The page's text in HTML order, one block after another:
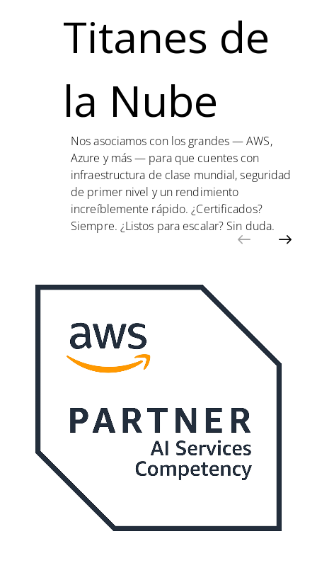
Titanes de
la Nube
Nos asociamos con los grandes — AWS,
Azure y más — para que cuentes con
infraestructura de clase mundial, seguridad
de primer nivel y un rendimiento
increíblemente rápido. ¿Certificados?
Siempre. ¿Listos para escalar? Sin duda.